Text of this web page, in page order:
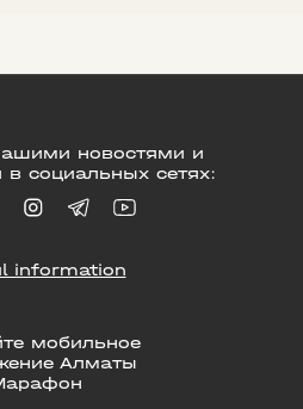
мобильное
Алматы
новостями и
социальных сетях:
information